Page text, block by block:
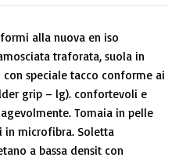
alla nuova en iso
traforata, suola in
speciale tacco conforme ai
grip – lg). confortevoli e
Tomaia in pelle
in microfibra. Soletta
a bassa densit con